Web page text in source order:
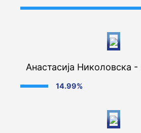
Анастасија Николовска
14.99%